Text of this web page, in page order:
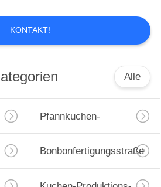
KONTAKT!
Alle
Pfannkuchen-
Produktionslinie
Bonbonfertigungsstraße